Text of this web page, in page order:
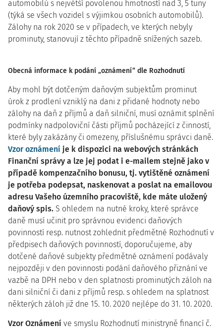
automobilů s největší povolenou hmotností nad 3, 5 tuny
(týká se všech vozidel s výjimkou osobních automobilů).
Zálohy na rok 2020 se v případech, ve kterých nebyly
prominuty, stanovují z těchto případně snížených sazeb.
Obecná informace k podání „oznámení“ dle Rozhodnutí
Aby mohl být dotčeným daňovým subjektům prominut
úrok z prodlení vzniklý na dani z přidané hodnoty nebo
zálohy na daň z příjmů a daň silniční, musí oznámit splnění
podmínky nadpoloviční části příjmů pocházející z činností,
které byly zakázány či omezeny, příslušnému správci daně.
Vzor oznámení je k dispozici na webových stránkách
Finanční správy a lze jej podat i e-mailem stejně jako v
případě kompenzačního bonusu, tj. vytištěné oznámení
je potřeba podepsat, naskenovat a poslat na emailovou
adresu Vašeho územního pracoviště, kde máte uložený
daňový spis. S ohledem na nutné kroky, které správce
daně musí učinit pro správnou evidenci daňových
povinností resp. nutnost zohlednit předmětné Rozhodnutí v
předpisech daňových povinností, doporučujeme, aby
dotčené daňové subjekty předmětné oznámení podávaly
nejpozději v den povinnosti podání daňového přiznání ve
vazbě na DPH nebo v den splatnosti prominutých záloh na
dani silniční či dani z příjmů resp. s ohledem na splatnost
některých záloh již dne 15. 10. 2020 nejlépe do 31. 10. 2020.
Vzor Oznámení ve smyslu Rozhodnutí ministryně financí č.